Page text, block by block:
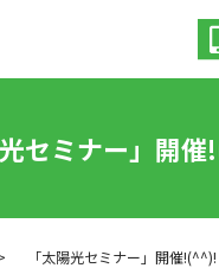
光セミナー」開
「太陽光セミナー」開催!(^^)!